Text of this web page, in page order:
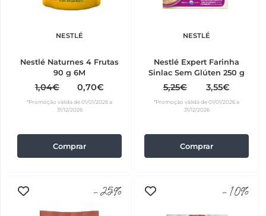
NESTLÉ
Nestlé Naturnes 4 Frutas
90 g 6M
1,04€ 0,70€
*Promoção válida de 01/01/2026 a
31/12/2026
Comprar
NESTLÉ
Nestlé Expert Farinha
Sinlac Sem Glúten 250 g
5,25€ 3,55€
*Promoção válida de 01/01/2026 a
31/12/2026
Comprar
-25% -10%